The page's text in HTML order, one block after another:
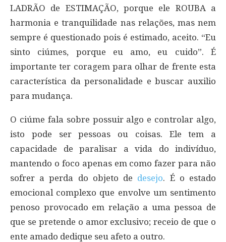
LADRÃO de ESTIMAÇÃO, porque ele ROUBA a
harmonia e tranquilidade nas relações, mas nem
sempre é questionado pois é estimado, aceito. “Eu
sinto ciúmes, porque eu amo, eu cuido”. É
importante ter coragem para olhar de frente esta
característica da personalidade e buscar auxilio
para mudança.
O ciúme fala sobre possuir algo e controlar algo,
isto pode ser pessoas ou coisas. Ele tem a
capacidade de paralisar a vida do indivíduo,
mantendo o foco apenas em como fazer para não
sofrer a perda do objeto de desejo. É o estado
emocional complexo que envolve um sentimento
penoso provocado em relação a uma pessoa de
que se pretende o amor exclusivo; receio de que o
ente amado dedique seu afeto a outro.